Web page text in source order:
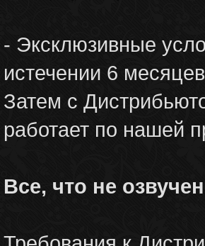
- Эксклюзивные
истечении 6
Затем с
работает по нашей
Все, что не